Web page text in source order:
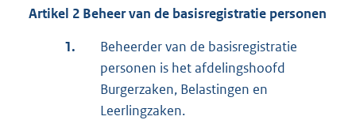
Artikel 2 Beheer van de basisregistratie personen
1.
Beheerder van de basisregistratie
personen is het afdelingshoofd
Burgerzaken, Belastingen en
Leerlingzaken.